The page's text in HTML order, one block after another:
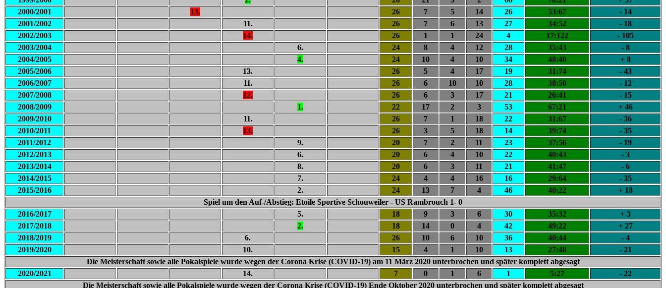
2000/2001
13. 26 7 5 14 26 53:67
- 14
2001/2002
11. 26 7 6 13 27 34:52
- 18
2002/2003
14. 26 1 1 24 4 17:122
- 105
2003/2004
6. 24 8 4 12 28 35:43
- 8
2004/2005
4. 24 10 4 10 34 48:40
+ 8
2005/2006
13. 26 5 4 17 19 31:74
- 43
2006/2007
11. 26 6 10 10 28 38:50
- 12
2007/2008
12. 26 6 3 17 21 26:41
- 15
2008/2009
1. 22 17 2 3 53 67:21
+ 46
2009/2010
11. 26 7 1 18 22 31:67
- 36
2010/2011
13. 26 3 5 18 14 39:74
- 35
2011/2012
9. 20 7 2 11 23 37:56
- 19
2012/2013
6. 20 6 4 10 22 40:43
- 3
2013/2014
8. 20 6 3 11 21 41:47
- 6
2014/2015
7. 24 4 4 16 16 29:64
- 35
2015/2016
2. 24 13 7 4 46 40:22
+ 18
Spiel um den Auf-/Abstieg: Etoile Sportive Schouweiler - US Rambrouch 1- 0
2016/2017
5. 18 9 3 6 30 35:32
+ 3
2017/2018
2. 18 14 0 4 42 49:22
+ 27
2018/2019
6. 26 10 6 10 36 40:44
- 4
2019/2020
10. 15 4 1 10 13 27:48
- 21
Die Meisterschaft sowie alle Pokalspiele wurde wegen der Corona Krise (COVID-19) am 11 März 2020 unterbrochen und später komplett abgesagt
2020/2021
14. 7 0 1 6 1 5:27
- 22
Die Meisterschaft sowie alle Pokalspiele wurde wegen der Corona Krise (COVID-19) Ende Oktober2020 unterbrochen und später komplett abgesagt